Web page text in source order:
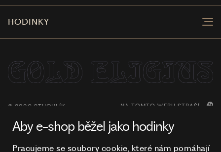
HODINKY
© 2026 STUCHLÍK NA TOMTO WEBU STRAŠÍ
Aby e-shop běžel jako hodinky
Pracujeme se soubory cookie, které nám pomáhají